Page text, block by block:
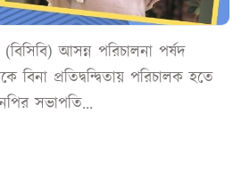
আসন্ন পরিচালনা পর্ষদ
বিনা প্রতিদ্বন্দ্বিতায় পরিচালক হতে
সভাপতি...